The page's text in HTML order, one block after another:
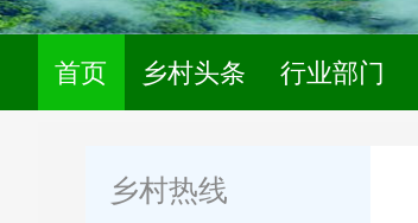
首页 乡村头条 行业部门
乡村热线